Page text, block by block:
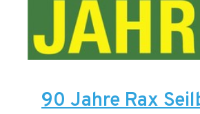
90 Jahre Rax